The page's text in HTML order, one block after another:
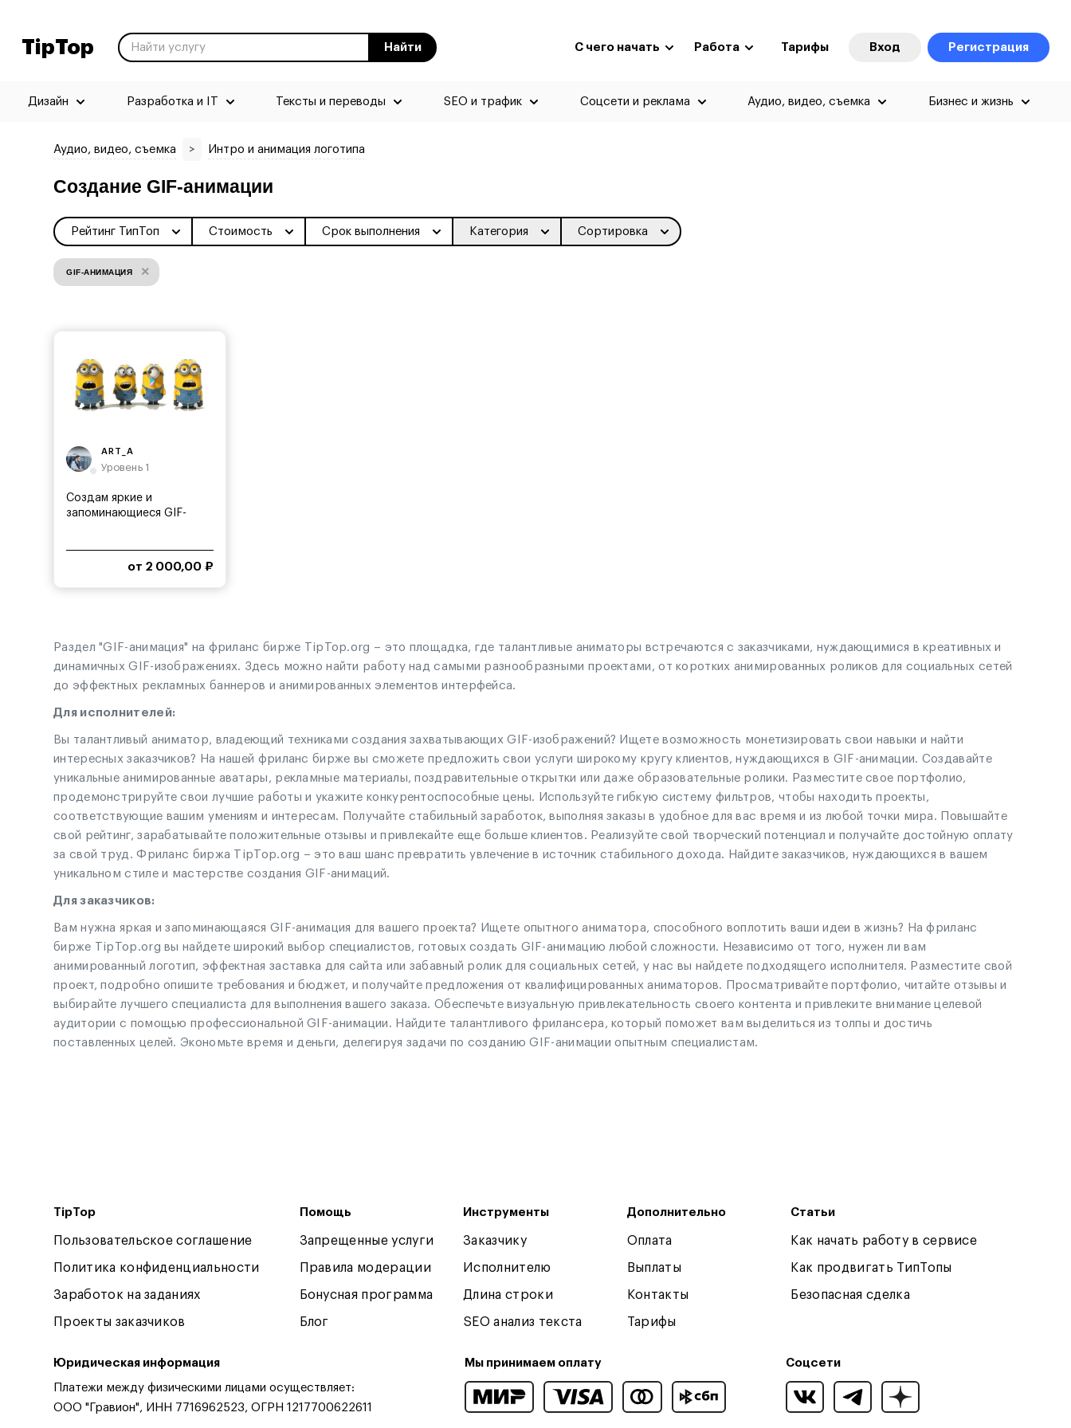
TipTop Найти С чего начать Работа Тарифы Вход Регистрация
Дизайн Разработка и IT Тексты и переводы SEO и трафик Соцсети и реклама Аудио, видео, съемка Бизнес и жизнь
Аудио, видео, съемка > Интро и анимация логотипа
Создание GIF-анимации
Рейтинг ТипТоп Стоимость Срок выполнения Категория Сортировка
GIF-АНИМАЦИЯ ×
ART_A
Уровень 1
Создам яркие и
запоминающиеся GIF-
от 2 000,00 ₽
Раздел "GIF-анимация" на фриланс бирже TipTop.org – это площадка, где талантливые аниматоры встречаются с заказчиками, нуждающимися в креативных и
динамичных GIF-изображениях. Здесь можно найти работу над самыми разнообразными проектами, от коротких анимированных роликов для социальных сетей
до эффектных рекламных баннеров и анимированных элементов интерфейса.
Для исполнителей:
Вы талантливый аниматор, владеющий техниками создания захватывающих GIF-изображений? Ищете возможность монетизировать свои навыки и найти
интересных заказчиков? На нашей фриланс бирже вы сможете предложить свои услуги широкому кругу клиентов, нуждающихся в GIF-анимации. Создавайте
уникальные анимированные аватары, рекламные материалы, поздравительные открытки или даже образовательные ролики. Разместите свое портфолио,
продемонстрируйте свои лучшие работы и укажите конкурентоспособные цены. Используйте гибкую систему фильтров, чтобы находить проекты,
соответствующие вашим умениям и интересам. Получайте стабильный заработок, выполняя заказы в удобное для вас время и из любой точки мира. Повышайте
свой рейтинг, зарабатывайте положительные отзывы и привлекайте еще больше клиентов. Реализуйте свой творческий потенциал и получайте достойную оплату
за свой труд. Фриланс биржа TipTop.org – это ваш шанс превратить увлечение в источник стабильного дохода. Найдите заказчиков, нуждающихся в вашем
уникальном стиле и мастерстве создания GIF-анимаций.
Для заказчиков:
Вам нужна яркая и запоминающаяся GIF-анимация для вашего проекта? Ищете опытного аниматора, способного воплотить ваши идеи в жизнь? На фриланс
бирже TipTop.org вы найдете широкий выбор специалистов, готовых создать GIF-анимацию любой сложности. Независимо от того, нужен ли вам
анимированный логотип, эффектная заставка для сайта или забавный ролик для социальных сетей, у нас вы найдете подходящего исполнителя. Разместите свой
проект, подробно опишите требования и бюджет, и получайте предложения от квалифицированных аниматоров. Просматривайте портфолио, читайте отзывы и
выбирайте лучшего специалиста для выполнения вашего заказа. Обеспечьте визуальную привлекательность своего контента и привлеките внимание целевой
аудитории с помощью профессиональной GIF-анимации. Найдите талантливого фрилансера, который поможет вам выделиться из толпы и достичь
поставленных целей. Экономьте время и деньги, делегируя задачи по созданию GIF-анимации опытным специалистам.
TipTop
Пользовательское соглашение
Политика конфиденциальности
Заработок на заданиях
Проекты заказчиков
Помощь
Запрещенные услуги
Правила модерации
Бонусная программа
Блог
Инструменты
Заказчику
Исполнителю
Длина строки
SEO анализ текста
Дополнительно
Оплата
Выплаты
Контакты
Тарифы
Статьи
Как начать работу в сервисе
Как продвигать ТипТопы
Безопасная сделка
Юридическая информация
Платежи между физическими лицами осуществляет:
ООО "Гравион", ИНН 7716962523, ОГРН 1217700622611
Мы принимаем оплату Соцсети